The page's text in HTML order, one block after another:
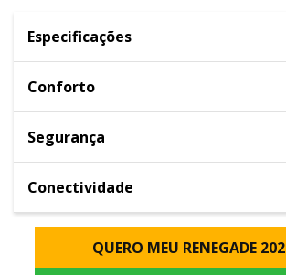
Especificações
Conforto
Segurança
Conectividade
QUERO MEU RENEGADE